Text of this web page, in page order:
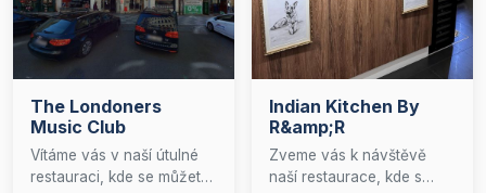
The Londoners
Music Club
Vítáme vás v naší útulné
restauraci, kde se můžete
Indian Kitchen By
R&amp;R
Zveme vás k návštěvě
naší restaurace, kde s